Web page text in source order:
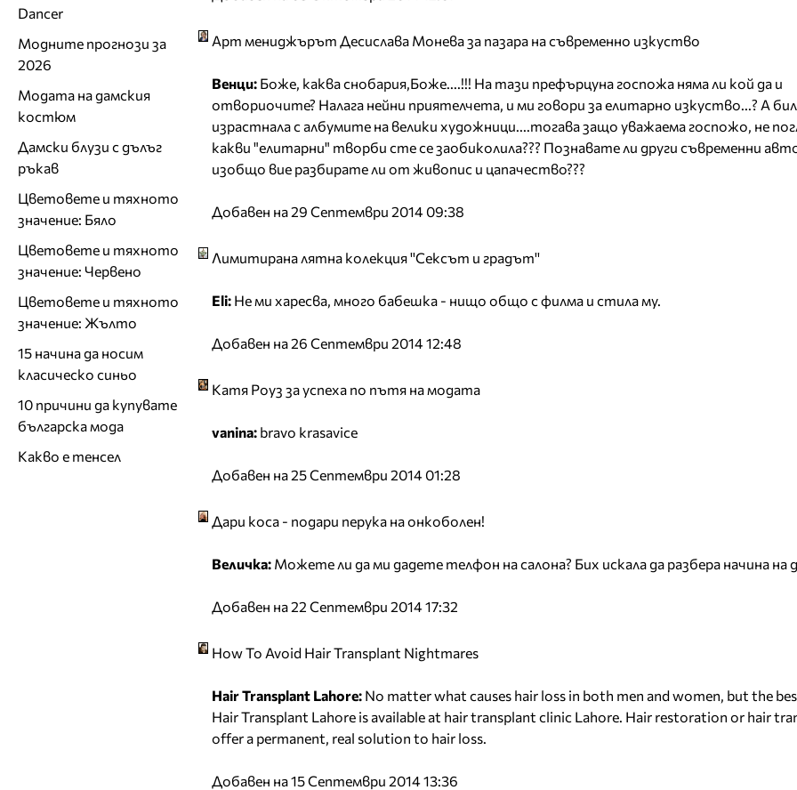
Арт мениджърът Десислава Монева за пазара на съвременно изкуство
Венци: Боже, каква снобария,Боже....!!! На тази префърцуна госпожа няма ли кой да и
отвориочите? Налага нейни приятелчета, и ми говори за елитарно изкуство...? А
израстнала с албумите на велики художници....тогава защо уважаема госпожо, не
какви "елитарни" творби сте се заобиколила??? Познавате ли други съвременни
изобщо вие разбирате ли от живопис и цапачество???
Добавен на 29 Септември 2014 09:38
Лимитирана лятна колекция ''Сексът и градът''
Eli: Не ми харесва, много бабешка - нищо общо с филма и стила му.
Добавен на 26 Септември 2014 12:48
Катя Роуз за успеха по пътя на модата
vanina: bravo krasavice
Добавен на 25 Септември 2014 01:28
Дари коса - подари перука на онкоболен!
Величка: Можете ли да ми дадете телфон на салона? Бих искала да разбера начина на
Добавен на 22 Септември 2014 17:32
How To Avoid Hair Transplant Nightmares
Hair Transplant Lahore: No matter what causes hair loss in both men and women, but the
Hair Transplant Lahore is available at hair transplant clinic Lahore. Hair restoration or hair
offer a permanent, real solution to hair loss.
Добавен на 15 Септември 2014 13:36
Dancer
Модните прогнози за
2026
Модата на дамския
костюм
Дамски блузи с дълъг
ръкав
Цветовете и тяхното
значение: Бяло
Цветовете и тяхното
значение: Червено
Цветовете и тяхното
значение: Жълто
15 начина да носим
класическо синьо
10 причини да купувате
българска мода
Какво е тенсел